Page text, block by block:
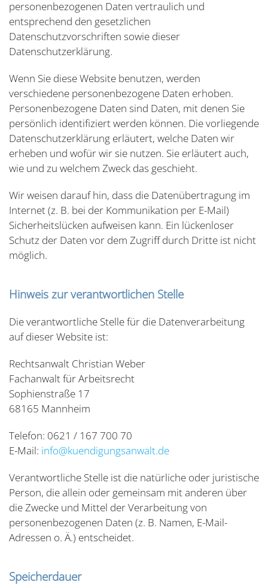
personenbezogenen Daten vertraulich und
entsprechend den gesetzlichen
Datenschutzvorschriften sowie dieser
Datenschutzerklärung.
Wenn Sie diese Website benutzen, werden
verschiedene personenbezogene Daten erhoben.
Personenbezogene Daten sind Daten, mit denen Sie
persönlich identifiziert werden können. Die vorliegende
Datenschutzerklärung erläutert, welche Daten wir
erheben und wofür wir sie nutzen. Sie erläutert auch,
wie und zu welchem Zweck das geschieht.
Wir weisen darauf hin, dass die Datenübertragung im
Internet (z. B. bei der Kommunikation per E-Mail)
Sicherheitslücken aufweisen kann. Ein lückenloser
Schutz der Daten vor dem Zugriff durch Dritte ist nicht
möglich.
Hinweis zur verantwortlichen Stelle
Die verantwortliche Stelle für die Datenverarbeitung
auf dieser Website ist:
Rechtsanwalt Christian Weber
Fachanwalt für Arbeitsrecht
Sophienstraße 17
68165 Mannheim
Telefon: 0621 / 167 700 70
E-Mail: info@kuendigungsanwalt.de
Verantwortliche Stelle ist die natürliche oder juristische
Person, die allein oder gemeinsam mit anderen über
die Zwecke und Mittel der Verarbeitung von
personenbezogenen Daten (z. B. Namen, E-Mail-
Adressen o. Ä.) entscheidet.
Speicherdauer